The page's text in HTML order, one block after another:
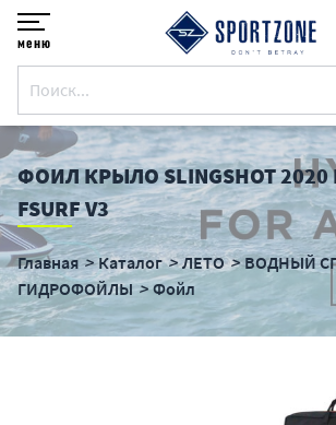
меню
ФОИЛ КРЫЛО SLINGSHOT 2020
FSURF V3
Главная Каталог ЛЕТО
ВОДНЫЙ
ГИДРОФОЙЛЫ
Фойл